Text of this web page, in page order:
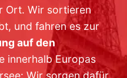
Ort. Wir sortieren
und fahren es zur
auf den
innerhalb Europas
Wir sorgen dafür,